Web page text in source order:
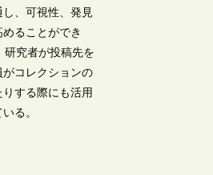
し、可視性、発見
ることができ
研究者が投稿先を
コレクションの
する際にも活用
る。